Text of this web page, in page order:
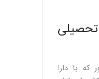
مطلب
که با دارا